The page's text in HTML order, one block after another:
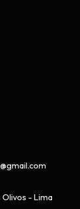
Olivos - Lima